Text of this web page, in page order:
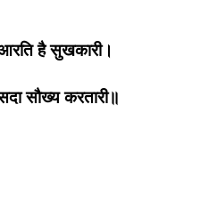
है सुखकारी।
सौख्य करतारी॥